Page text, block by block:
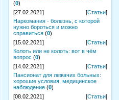
(0)
[27.02.2021]
[Статьи]
Наркомания - болезнь, с которой
нужно бороться и можно
справиться (0)
[15.02.2021]
[Статьи]
Колоть или не колоть: вот в чём
вопрос (0)
[14.02.2021]
[Статьи]
Пансионат для лежачих больных:
хорошие условия, медицинское
наблюдение (0)
[08.02.2021]
[Статьи]